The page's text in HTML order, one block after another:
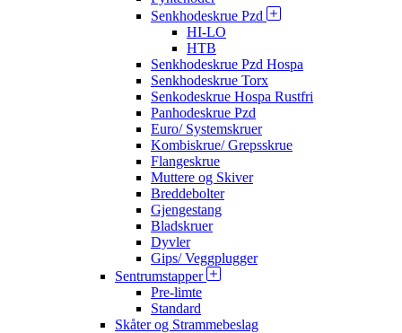
Senkhodeskrue Pzd
HI-LO
HTB
Senkhodeskrue Pzd Hospa
Senkhodeskrue Torx
Senkodeskrue Hospa Rustfri
Panhodeskrue Pzd
Euro/ Systemskruer
Kombiskrue/ Grepsskrue
Flangeskrue
Muttere og Skiver
Breddebolter
Gjengestang
Bladskruer
Dyvler
Gips/ Veggplugger
Sentrumstapper
Pre-limte
Standard
Skåter og Strammebeslag